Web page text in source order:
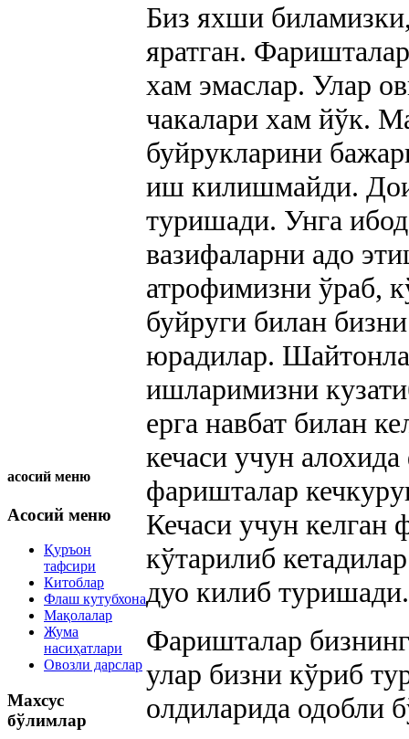
асосий меню
Асосий меню
Қуръон
тафсири
Китоблар
Флаш кутубхона
Мақолалар
Жума
насиҳатлари
Овозли дарслар
Махсус
бўлимлар
Биз яхши
яратган.
хам эмаслар. Улар
чакалари хам йўк.
буйрукларини
иш килишмайди.
туришади. Унга
вазифаларни адо
атрофимизни ўраб,
буйруги билан
юрадилар.
ишларимизни
ерга навбат билан
кечаси учун
фаришталар
Кечаси учун келган
кўтарилиб
дуо килиб
Фаришталар
улар бизни кўриб
олдиларида одобли